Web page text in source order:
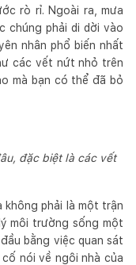
rò rỉ. Ngoài ra, mưa
chúng phải di dời vào
nhân phổ biến nhất
các vết nứt nhỏ trên
mà bạn có thể đã bỏ
đặc biệt là các vết
không phải là một trận
môi trường sống một
bằng việc quan sát
nói về ngôi nhà của